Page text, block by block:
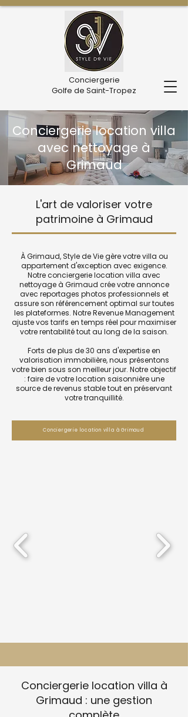
Conciergerie
Golfe de Saint-Tropez
Conciergerie location villa
avec nettoyage à
Grimaud
L'art de valoriser votre
patrimoine à Grimaud
À Grimaud, Style de Vie gère votre villa ou
appartement d'exception avec exigence.
Notre conciergerie location villa avec
nettoyage à Grimaud crée votre annonce
avec reportages photos professionnels et
assure son référencement optimal sur toutes
les plateformes. Notre Revenue Management
ajuste vos tarifs en temps réel pour maximiser
votre rentabilité tout au long de la saison.
Forts de plus de 30 ans d'expertise en
valorisation immobilière, nous présentons
votre bien sous son meilleur jour. Notre objectif
: faire de votre location saisonnière une
source de revenus stable tout en préservant
votre tranquillité.
Conciergerie location villa à Grimaud
Conciergerie location villa à
Grimaud : une gestion